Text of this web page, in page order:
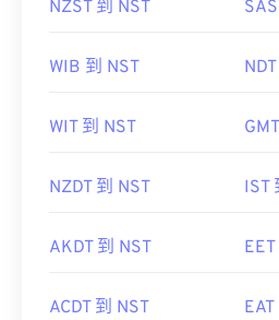
NZST 到 NST
WIB 到 NST
WIT 到 NST
NZDT 到 NST IST
AKDT 到 NST
ACDT 到 NST